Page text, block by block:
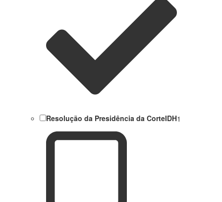
Resolução da Presidência da CorteIDH1